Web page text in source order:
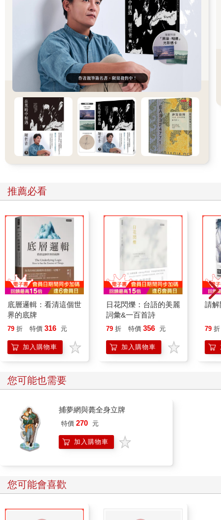
推薦必看
底層邏輯：看清這個世
界的底牌
79 折 特價 316 元
加入購物車
日花閃爍：台語的美麗
詞彙&一百首詩
79 折 特價 356 元
加入購物車
請解
79 折
您可能也需要
捕夢網與薨全身立牌
特價 270 元
加入購物車
您可能會喜歡